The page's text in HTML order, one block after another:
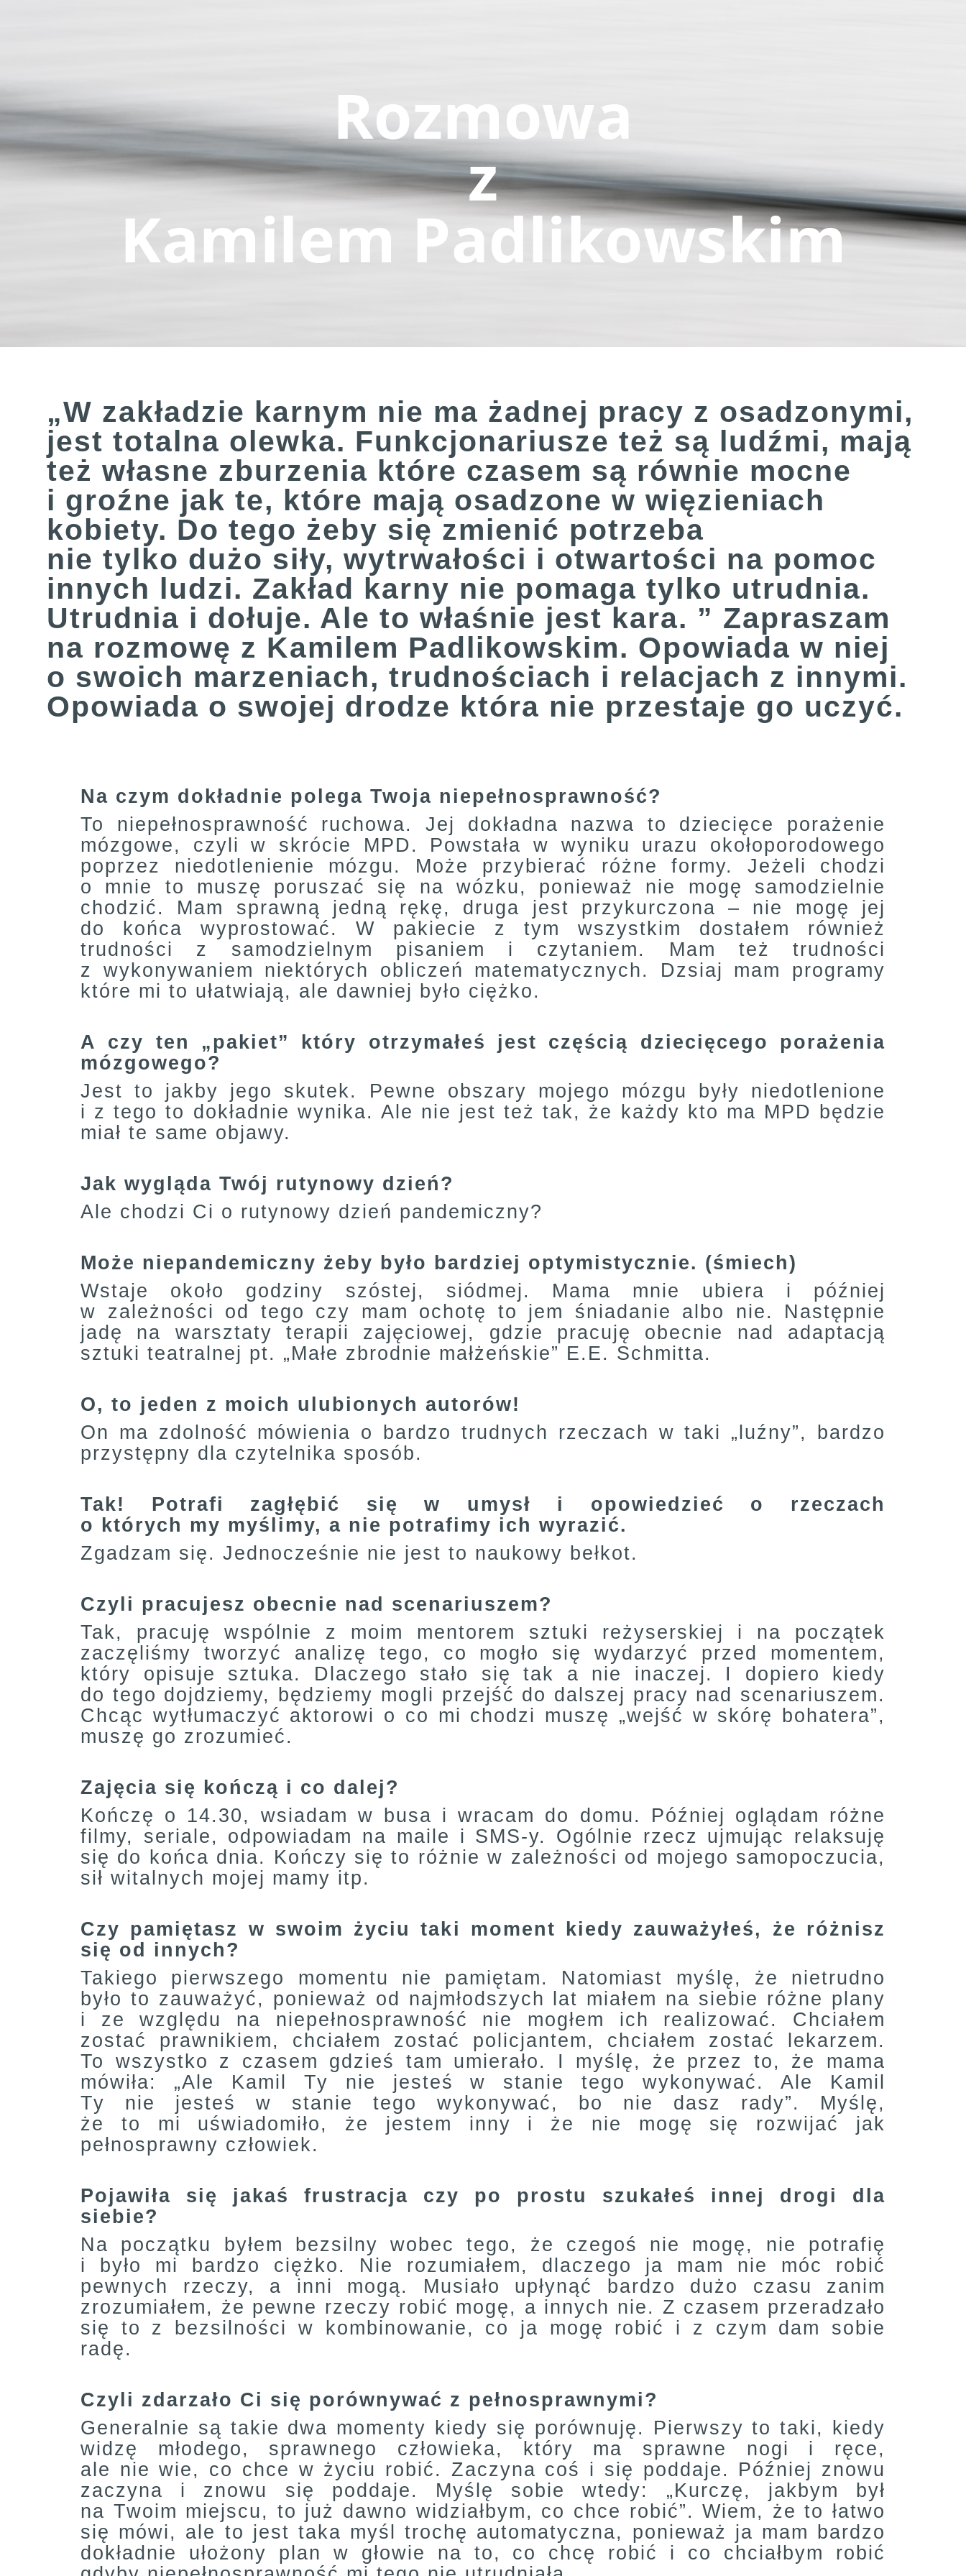
Rozmowa
z
Kamilem Padlikowskim
„W zakładzie karnym nie ma żadnej pracy z osadzonymi,
jest totalna olewka. Funkcjonariusze też są ludźmi, mają
też własne zburzenia które czasem są równie mocne
i groźne jak te, które mają osadzone w więzieniach
kobiety. Do tego żeby się zmienić potrzeba
nie tylko dużo siły, wytrwałości i otwartości na pomoc
innych ludzi. Zakład karny nie pomaga tylko utrudnia.
Utrudnia i dołuje. Ale to właśnie jest kara. ” Zapraszam
na rozmowę z Kamilem Padlikowskim. Opowiada w niej
o swoich marzeniach, trudnościach i relacjach z innymi.
Opowiada o swojej drodze która nie przestaje go uczyć.
Na czym dokładnie polega Twoja niepełnosprawność?
To niepełnosprawność ruchowa. Jej dokładna nazwa to dziecięce porażenie
mózgowe, czyli w skrócie MPD. Powstała w wyniku urazu okołoporodowego
poprzez niedotlenienie mózgu. Może przybierać różne formy. Jeżeli chodzi
o mnie to muszę poruszać się na wózku, ponieważ nie mogę samodzielnie
chodzić. Mam sprawną jedną rękę, druga jest przykurczona – nie mogę jej
do końca wyprostować. W pakiecie z tym wszystkim dostałem również
trudności z samodzielnym pisaniem i czytaniem. Mam też trudności
z wykonywaniem niektórych obliczeń matematycznych. Dzsiaj mam programy
które mi to ułatwiają, ale dawniej było ciężko.
A czy ten „pakiet” który otrzymałeś jest częścią dziecięcego porażenia
mózgowego?
Jest to jakby jego skutek. Pewne obszary mojego mózgu były niedotlenione
i z tego to dokładnie wynika. Ale nie jest też tak, że każdy kto ma MPD będzie
miał te same objawy.
Jak wygląda Twój rutynowy dzień?
Ale chodzi Ci o rutynowy dzień pandemiczny?
Może niepandemiczny żeby było bardziej optymistycznie. (śmiech)
Wstaje około godziny szóstej, siódmej. Mama mnie ubiera i później
w zależności od tego czy mam ochotę to jem śniadanie albo nie. Następnie
jadę na warsztaty terapii zajęciowej, gdzie pracuję obecnie nad adaptacją
sztuki teatralnej pt. „Małe zbrodnie małżeńskie” E.E. Schmitta.
O, to jeden z moich ulubionych autorów!
On ma zdolność mówienia o bardzo trudnych rzeczach w taki „luźny”, bardzo
przystępny dla czytelnika sposób.
Tak! Potrafi zagłębić się w umysł i opowiedzieć o rzeczach
o których my myślimy, a nie potrafimy ich wyrazić.
Zgadzam się. Jednocześnie nie jest to naukowy bełkot.
Czyli pracujesz obecnie nad scenariuszem?
Tak, pracuję wspólnie z moim mentorem sztuki reżyserskiej i na początek
zaczęliśmy tworzyć analizę tego, co mogło się wydarzyć przed momentem,
który opisuje sztuka. Dlaczego stało się tak a nie inaczej. I dopiero kiedy
do tego dojdziemy, będziemy mogli przejść do dalszej pracy nad scenariuszem.
Chcąc wytłumaczyć aktorowi o co mi chodzi muszę „wejść w skórę bohatera”,
muszę go zrozumieć.
Zajęcia się kończą i co dalej?
Kończę o 14.30, wsiadam w busa i wracam do domu. Później oglądam różne
filmy, seriale, odpowiadam na maile i SMS-y. Ogólnie rzecz ujmując relaksuję
się do końca dnia. Kończy się to różnie w zależności od mojego samopoczucia,
sił witalnych mojej mamy itp.
Czy pamiętasz w swoim życiu taki moment kiedy zauważyłeś, że różnisz
się od innych?
Takiego pierwszego momentu nie pamiętam. Natomiast myślę, że nietrudno
było to zauważyć, ponieważ od najmłodszych lat miałem na siebie różne plany
i ze względu na niepełnosprawność nie mogłem ich realizować. Chciałem
zostać prawnikiem, chciałem zostać policjantem, chciałem zostać lekarzem.
To wszystko z czasem gdzieś tam umierało. I myślę, że przez to, że mama
mówiła: „Ale Kamil Ty nie jesteś w stanie tego wykonywać. Ale Kamil
Ty nie jesteś w stanie tego wykonywać, bo nie dasz rady”. Myślę,
że to mi uświadomiło, że jestem inny i że nie mogę się rozwijać jak
pełnosprawny człowiek.
Pojawiła się jakaś frustracja czy po prostu szukałeś innej drogi dla
siebie?
Na początku byłem bezsilny wobec tego, że czegoś nie mogę, nie potrafię
i było mi bardzo ciężko. Nie rozumiałem, dlaczego ja mam nie móc robić
pewnych rzeczy, a inni mogą. Musiało upłynąć bardzo dużo czasu zanim
zrozumiałem, że pewne rzeczy robić mogę, a innych nie. Z czasem przeradzało
się to z bezsilności w kombinowanie, co ja mogę robić i z czym dam sobie
radę.
Czyli zdarzało Ci się porównywać z pełnosprawnymi?
Generalnie są takie dwa momenty kiedy się porównuję. Pierwszy to taki, kiedy
widzę młodego, sprawnego człowieka, który ma sprawne nogi i ręce,
ale nie wie, co chce w życiu robić. Zaczyna coś i się poddaje. Później znowu
zaczyna i znowu się poddaje. Myślę sobie wtedy: „Kurczę, jakbym był
na Twoim miejscu, to już dawno widziałbym, co chce robić”. Wiem, że to łatwo
się mówi, ale to jest taka myśl trochę automatyczna, ponieważ ja mam bardzo
dokładnie ułożony plan w głowie na to, co chcę robić i co chciałbym robić